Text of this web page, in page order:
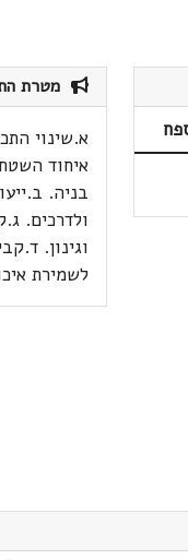
מטרת
איחוד
בניה.
ולדרכים.
וגינון.
לשמירת